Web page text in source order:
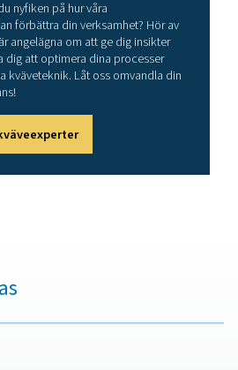
effektiviserar
eliminerar behovet av komplexa
utrustningskonfigurationer,
som kräver en tillförlitlig,
med minimalt underhåll.